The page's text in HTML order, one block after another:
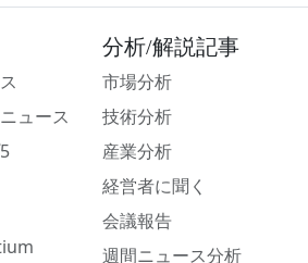
ュース
分析/解説記事
市場分析
技術分析
産業分析
経営者に聞く
会議報告
週間ニュース分析